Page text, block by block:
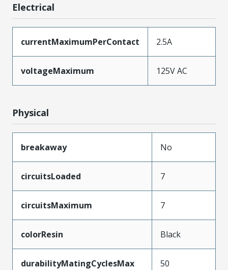
Electrical
currentMaximumPerContact 2.5A
voltageMaximum 125V AC
Physical
breakaway No
circuitsLoaded 7
circuitsMaximum 7
colorResin Black
durabilityMatingCyclesMax 50